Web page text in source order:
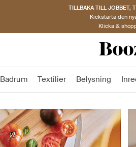
TILLBAKA TILL JOBBET,
Kickstarta den
Klicka &
Badrum Textilier Belysning